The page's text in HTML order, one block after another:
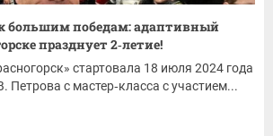
большим победам: адаптивный
празднует 2‑летие!
стартовала 18 июля 2024 года
Петрова с мастер‑класса с участием...